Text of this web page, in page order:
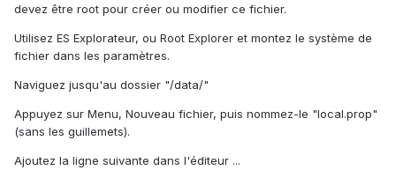
devez être root pour créer ou modifier ce fichier.
Utilisez ES Explorateur, ou Root Explorer et montez le système de
fichier dans les paramètres.
Naviguez jusqu'au dossier "/data/"
Appuyez sur Menu, Nouveau fichier, puis nommez-le "local.prop"
(sans les guillemets).
Ajoutez la ligne suivante dans l'éditeur ...